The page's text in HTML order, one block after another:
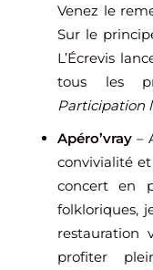
Venez le
Sur le
L’Écrevis
tous les
Participation
Apéro’vray –
convivialité
concert en
folkloriques,
restauration
profiter